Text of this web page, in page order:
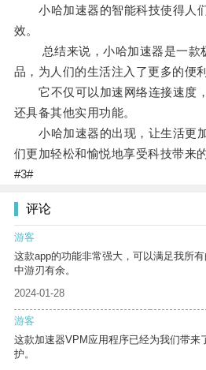
小哈加速器的智能科技使得人
效。
总结来说，小哈加速器是一款
品，为人们的生活注入了更多的便
它不仅可以加速网络连接速度，
还具备其他实用功能。
小哈加速器的出现，让生活更加
们更加轻松和愉悦地享受科技带来
#3#
评论
游客
这款app的功能非常强大，可以满足我所
中游刃有余。
2024-01-28
游客
这款加速器VPM应用程序已经为我们带来
护。